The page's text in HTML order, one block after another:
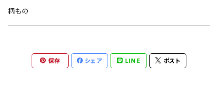
柄もの
保存 シェア LINE ポスト